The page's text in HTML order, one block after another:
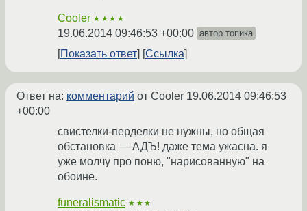
Cooler ★★★★
19.06.2014 09:46:53 +00:00 автор топика
Показать ответ Ссылка
Ответ на: комментарий от Cooler 19.06.2014 09:46:53
+00:00
свистелки-перделки не нужны, но общая
обстановка — АДЪ! даже тема ужасна. я
уже молчу про поню, "нарисованную" на
обоине.
funeralismatic ★★★